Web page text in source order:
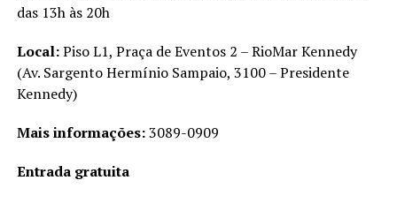
das 13h às 20h
Local:Piso L1, Praça de Eventos 2 – RioMar Kennedy
(Av. Sargento Hermínio Sampaio, 3100 – Presidente
Kennedy)
Mais informações:3089-0909
Entrada gratuita